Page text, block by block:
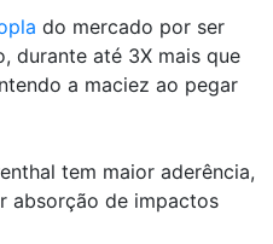
do mercado por ser
durante até 3X mais que
a maciez ao pegar
tem maior aderência,
absorção de impactos